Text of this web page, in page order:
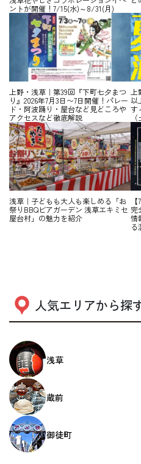
ントが開催！7/15(水)～8/31(月)
上野・浅草｜第39回『下町七夕まつ
り』2026年7月3日〜7日開催！パレー
ド・阿波踊り・屋台など見どころや
アクセスなど徹底解説
以
す
浅草｜子どもも大人も楽しめる「お
祭りBBQビアガーデン 浅草エキミセ
屋台村」の魅力を紹介
完
情
る
人気エリアから探
浅草
蔵前
御徒町